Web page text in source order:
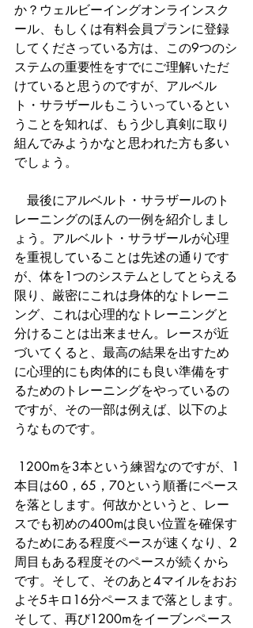
か？ウェルビーイングオンラインスク
ール、もしくは有料会員プランに登録
してくださっている方は、この9つのシ
ステムの重要性をすでにご理解いただ
けていると思うのですが、アルベル
ト・サラザールもこういっているとい
うことを知れば、もう少し真剣に取り
組んでみようかなと思われた方も多い
でしょう。
最後にアルベルト・サラザールのト
レーニングのほんの一例を紹介しまし
ょう。アルベルト・サラザールが心理
を重視していることは先述の通りです
が、体を1つのシステムとしてとらえる
限り、厳密にこれは身体的なトレーニ
ング、これは心理的なトレーニングと
分けることは出来ません。レースが近
づいてくると、最高の結果を出すため
に心理的にも肉体的にも良い準備をす
るためのトレーニングをやっているの
ですが、その一部は例えば、以下のよ
うなものです。
本目は60，65，70という順番にペース
を落とします。何故かというと、レー
スでも初めの400mは良い位置を確保す
るためにある程度ペースが速くなり、2
周目もある程度そのペースが続くから
です。そして、そのあと4マイルをおお
よそ5キロ16分ペースまで落とします。
そして、再び1200mをイーブンペース